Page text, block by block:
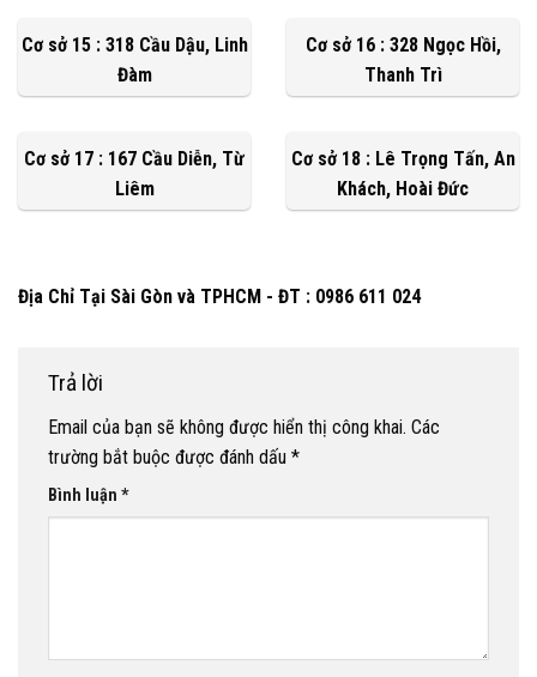
Cơ sở 15 : 318 Cầu Dậu, Linh
Đàm
Cơ sở 16 : 328 Ngọc Hồi,
Thanh Trì
Cơ sở 17 : 167 Cầu Diễn, Từ
Liêm
Cơ sở 18 : Lê Trọng Tấn, An
Khách, Hoài Đức
Địa Chỉ Tại Sài Gòn và TPHCM - ĐT : 0986 611 024
Trả lời
Email của bạn sẽ không được hiển thị công khai. Các
trường bắt buộc được đánh dấu *
Bình luận *